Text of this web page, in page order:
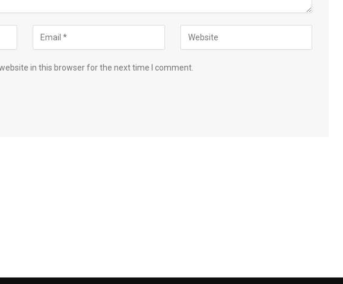
in this browser for the next time I comment.